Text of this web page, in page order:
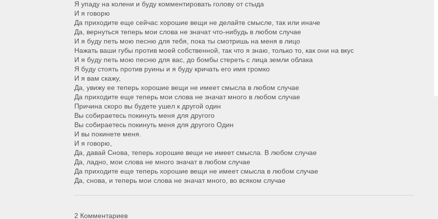
Я упаду на колени и буду комментировать голову от стыда
И я говорю
Да приходите еще сейчас хорошие вещи не делайте смысле, так или иначе
Да, вернуться теперь мои слова не значат что-нибудь в любом случае
И я буду петь мою песню для тебя, пока ты смотришь на меня в лицо
Нажать ваши губы против моей собственной, так что я знаю, только то, как они на вкус
И я буду петь мою песню для вас, до бомбы стереть с лица земли облака
Я буду стоять против руины и я буду кричать его имя громко
И я вам скажу,
Да, увижу ее теперь хорошие вещи не имеет смысла в любом случае
Да приходите еще теперь мои слова не значат много в любом случае
Причина скоро вы будете ушел к другой один
Вы собираетесь покинуть меня для другого
Вы собираетесь покинуть меня для другого Один
И вы покинете меня.
И я говорю,
Да, давай Снова, теперь хорошие вещи не имеет смысла. В любом случае
Да, ладно, мои слова не много значат в любом случае
Да приходите еще теперь хорошие вещи не имеет смысла в любом случае
Да, снова, и теперь мои слова не значат много, во всяком случае
2 Комментариев